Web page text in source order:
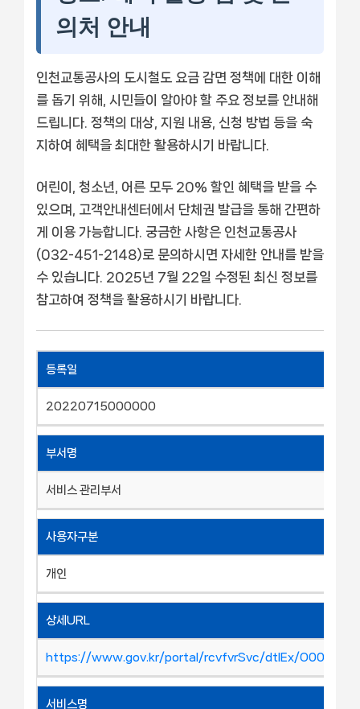
의처 안내
인천교통공사의 도시철도 요금 감면 정책에 대한 이해
를 돕기 위해, 시민들이 알아야 할 주요 정보를 안내해
드립니다. 정책의 대상, 지원 내용, 신청 방법 등을 숙
지하여 혜택을 최대한 활용하시기 바랍니다.
어린이, 청소년, 어른 모두 20% 할인 혜택을 받을 수
있으며, 고객안내센터에서 단체권 발급을 통해 간편하
게 이용 가능합니다. 궁금한 사항은 인천교통공사
(032-451-2148)로 문의하시면 자세한 안내를 받을
수 있습니다. 2025년 7월 22일 수정된 최신 정보를
참고하여 정책을 활용하시기 바랍니다.
등록일
20220715000000
부서명
서비스 관리부서
사용자구분
개인
상세URL
https://www.gov.kr/portal/rcvfvrSvc/dtlEx/
서비스명